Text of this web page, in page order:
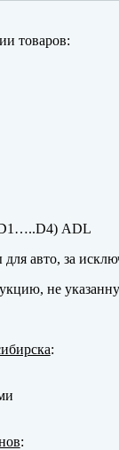
товаров:
ADL
авто, за
не
:
: